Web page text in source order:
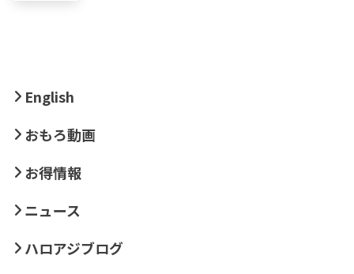
English
おもろ動画
お得情報
ニュース
ハロアジブログ